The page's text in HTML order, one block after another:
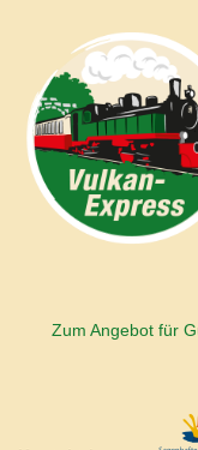
Zum Angebot für